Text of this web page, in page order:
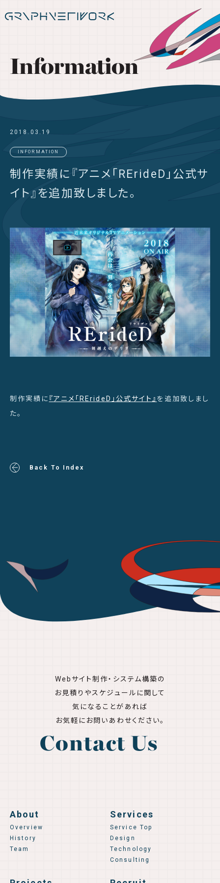
Information
2018.03.19
INFORMATION
制作実績に『アニメ「RErideD」公式サ
イト』を追加致しました。
制作実績に 『アニメ「RErideD」公式サイト』 を追加致しまし
た。
Back To Index
Webサイト制作・システム構築の
お見積りやスケジュールに関して
気になることがあれば
お気軽にお問いあわせください。
Contact Us
About
Overview
History
Team
Services
Service Top
Design
Technology
Consulting